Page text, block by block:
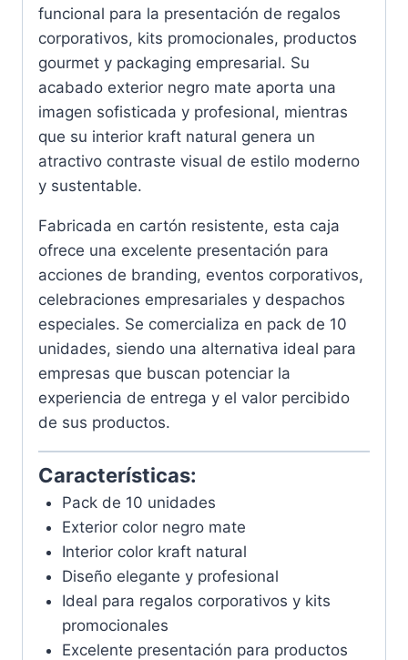
funcional para la presentación de regalos
corporativos, kits promocionales, productos
gourmet y packaging empresarial. Su
acabado exterior negro mate aporta una
imagen sofisticada y profesional, mientras
que su interior kraft natural genera un
atractivo contraste visual de estilo moderno
y sustentable.
Fabricada en cartón resistente, esta caja
ofrece una excelente presentación para
acciones de branding, eventos corporativos,
celebraciones empresariales y despachos
especiales. Se comercializa en pack de 10
unidades, siendo una alternativa ideal para
empresas que buscan potenciar la
experiencia de entrega y el valor percibido
de sus productos.
Características:
Pack de 10 unidades
Exterior color negro mate
Interior color kraft natural
Diseño elegante y profesional
Ideal para regalos corporativos y kits
promocionales
Excelente presentación para productos